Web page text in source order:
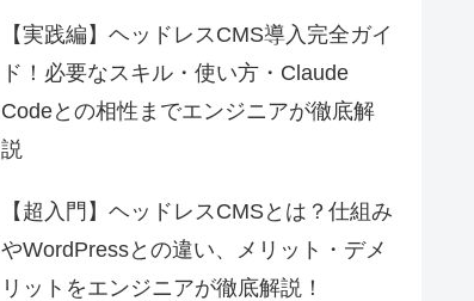
【実践編】ヘッドレスCMS導入完全ガイ
ド！必要なスキル・使い方・Claude
Codeとの相性までエンジニアが徹底解
説
【超入門】ヘッドレスCMSとは？仕組み
やWordPressとの違い、メリット・デメ
リットをエンジニアが徹底解説！